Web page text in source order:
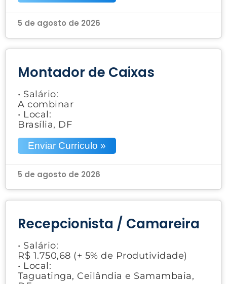
5 de agosto de 2026
Montador de Caixas
• Salário:
A combinar
• Local:
Brasília, DF
Enviar Currículo »
5 de agosto de 2026
Recepcionista / Camareira
• Salário:
R$ 1.750,68 (+ 5% de Produtividade)
• Local:
Taguatinga, Ceilândia e Samambaia,